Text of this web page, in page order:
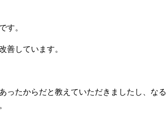
す。
善しています。
たからだと教えていただきましたし、なる